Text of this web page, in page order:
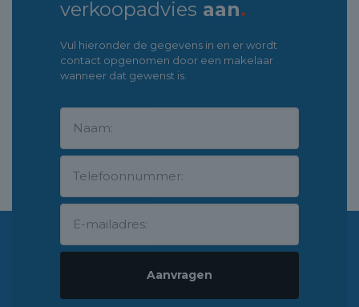
verkoopadvies aan.
Vul hieronder de gegevens in en er wordt
contact opgenomen door een makelaar
wanneer dat gewenst is.